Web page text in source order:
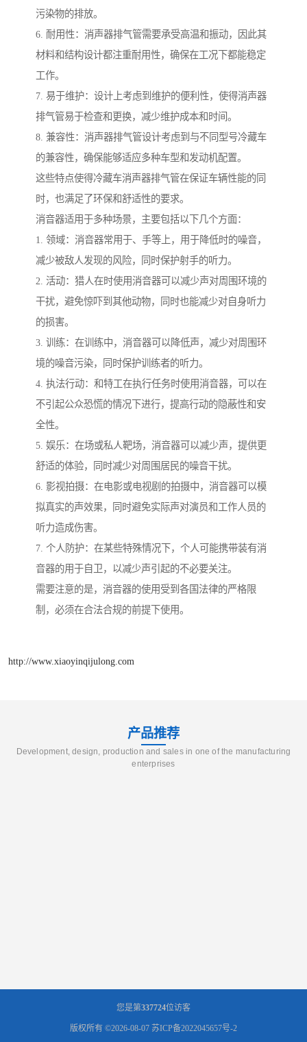
污染物的排放。
6. 耐用性：消声器排气管需要承受高温和振动，因此其
材料和结构设计都注重耐用性，确保在工况下都能稳定
工作。
7. 易于维护：设计上考虑到维护的便利性，使得消声器
排气管易于检查和更换，减少维护成本和时间。
8. 兼容性：消声器排气管设计考虑到与不同型号冷藏车
的兼容性，确保能够适应多种车型和发动机配置。
这些特点使得冷藏车消声器排气管在保证车辆性能的同
时，也满足了环保和舒适性的要求。
消音器适用于多种场景，主要包括以下几个方面：
1. 领域：消音器常用于、手等上，用于降低时的噪音，
减少被敌人发现的风险，同时保护射手的听力。
2. 活动：猎人在时使用消音器可以减少声对周围环境的
干扰，避免惊吓到其他动物，同时也能减少对自身听力
的损害。
3. 训练：在训练中，消音器可以降低声，减少对周围环
境的噪音污染，同时保护训练者的听力。
4. 执法行动：和特工在执行任务时使用消音器，可以在
不引起公众恐慌的情况下进行，提高行动的隐蔽性和安
全性。
5. 娱乐：在场或私人靶场，消音器可以减少声，提供更
舒适的体验，同时减少对周围居民的噪音干扰。
6. 影视拍摄：在电影或电视剧的拍摄中，消音器可以模
拟真实的声效果，同时避免实际声对演员和工作人员的
听力造成伤害。
7. 个人防护：在某些特殊情况下，个人可能携带装有消
音器的用于自卫，以减少声引起的不必要关注。
需要注意的是，消音器的使用受到各国法律的严格限
制，必须在合法合规的前提下使用。
http://www.xiaoyinqijulong.com
产品推荐
Development, design, production and sales in one of the manufacturing
enterprises
您是第337724位访客
版权所有 ©2026-08-07 苏ICP备2022045657号-2